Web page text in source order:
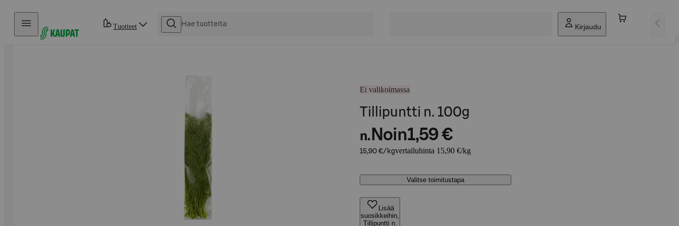
Hyppää sisältöön
Tuotteet Kirjaudu
Ei valikoimassa
Tillipuntti n. 100g
n. Noin1,59 €
15,90 €/kgvertailuhinta 15,90 €/kg
Valitse toimitustapa
Lisää
suosikkeihin,
Tillipuntti n.